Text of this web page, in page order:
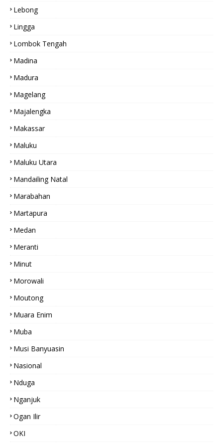
Lebong
Lingga
Lombok Tengah
Madina
Madura
Magelang
Majalengka
Makassar
Maluku
Maluku Utara
Mandailing Natal
Marabahan
Martapura
Medan
Meranti
Minut
Morowali
Moutong
Muara Enim
Muba
Musi Banyuasin
Nasional
Nduga
Nganjuk
Ogan Ilir
OKI